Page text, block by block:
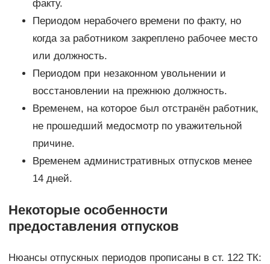
факту.
Периодом нерабочего времени по факту, но
когда за работником закреплено рабочее место
или должность.
Периодом при незаконном увольнении и
восстановлении на прежнюю должность.
Временем, на которое был отстранён работник,
не прошедший медосмотр по уважительной
причине.
Временем административных отпусков менее
14 дней.
Некоторые особенности
предоставления отпусков
Нюансы отпускных периодов прописаны в ст. 122 ТК: